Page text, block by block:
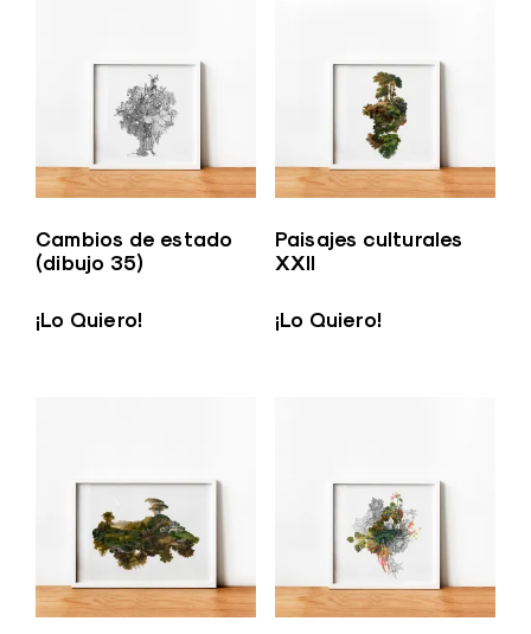
Cambios de estado
(dibujo 35)
¡Lo Quiero!
Paisajes culturales
XXII
¡Lo Quiero!